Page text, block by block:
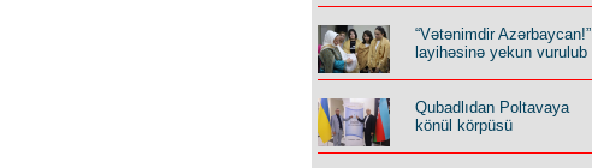
“Vətənimdir Azərbaycan!”
layihəsinə yekun vurulub
Qubadlıdan Poltavaya
könül körpüsü